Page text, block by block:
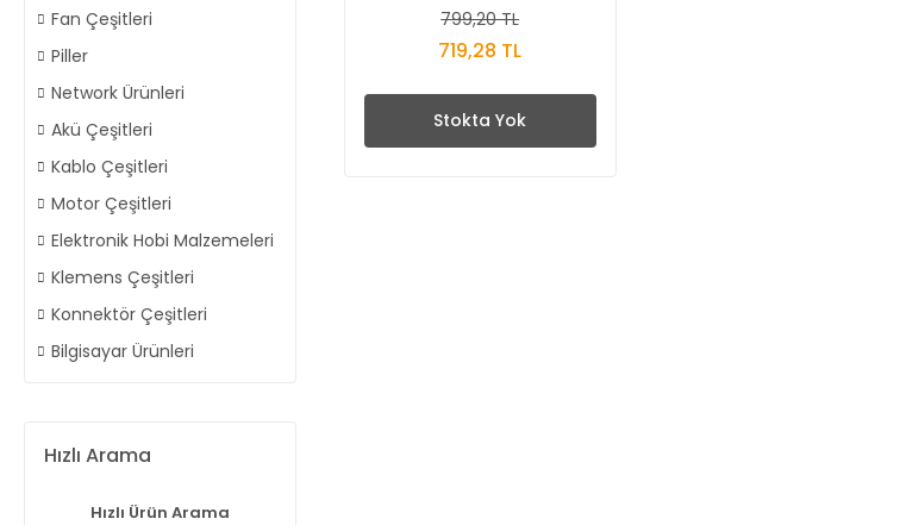
Fan Çeşitleri
Piller
Network Ürünleri
Akü Çeşitleri
Kablo Çeşitleri
Motor Çeşitleri
Elektronik Hobi Malzemeleri
Klemens Çeşitleri
Konnektör Çeşitleri
Bilgisayar Ürünleri
Hızlı Arama
Hızlı Ürün Arama
799,20 TL
719,28 TL
Stokta Yok